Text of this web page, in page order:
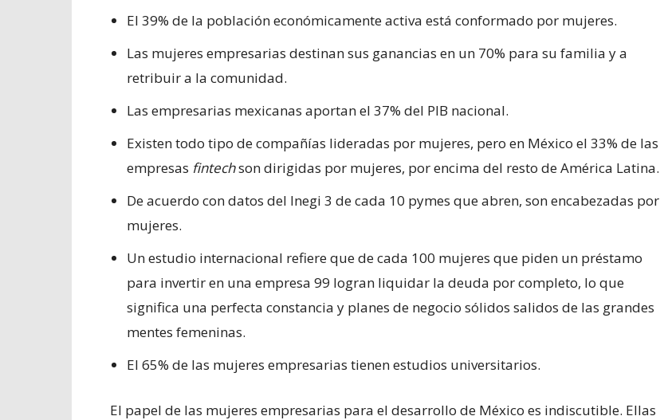
El 39% de la población económicamente activa está conformado por mujeres.
Las mujeres empresarias destinan sus ganancias en un 70% para su familia y a
retribuir a la comunidad.
Las empresarias mexicanas aportan el 37% del PIB nacional.
Existen todo tipo de compañías lideradas por mujeres, pero en México el 33% de las
empresas fintechson dirigidas por mujeres, por encima del resto de América Latina.
De acuerdo con datos del Inegi 3 de cada 10 pymes que abren, son encabezadas por
mujeres.
Un estudio internacional refiere que de cada 100 mujeres que piden un préstamo
para invertir en una empresa 99 logran liquidar la deuda por completo, lo que
significa una perfecta constancia y planes de negocio sólidos salidos de las grandes
mentes femeninas.
El 65% de las mujeres empresarias tienen estudios universitarios.
El papel de las mujeres empresarias para el desarrollo de México es indiscutible. Ellas